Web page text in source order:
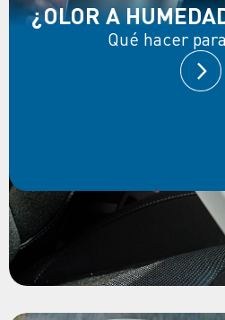
¿OLOR A
Qué hacer